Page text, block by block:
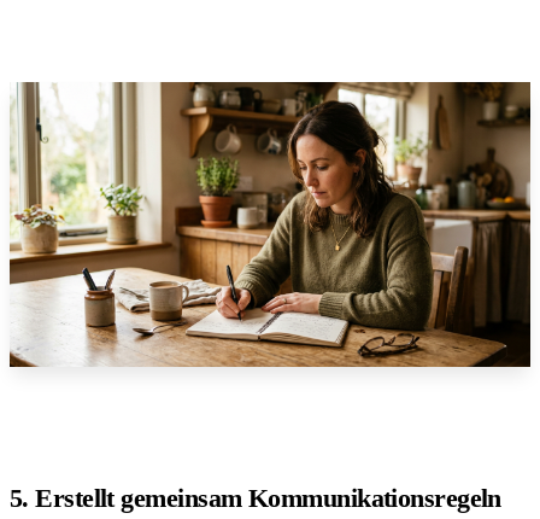
5. Erstellt gemeinsam Kommunikationsregeln